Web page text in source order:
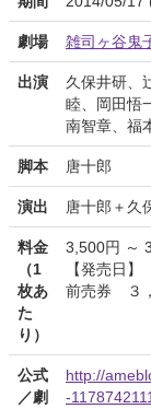
劇場 雑司ヶ谷鬼
出演
久保井研、
睦、岡田悟
南智章、福
脚本 唐十郎
演出 唐十郎＋久
料金
（1
枚あ
た
り）
3,500円 ～
【発売日】
前売券 ３
公式
／劇
http://
-